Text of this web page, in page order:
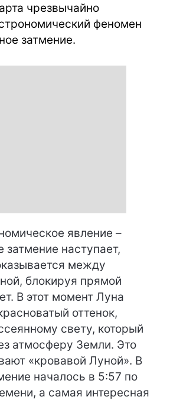
чрезвычайно
феномен
затмение.
явление –
затмение наступает,
между
блокируя прямой
В этот момент Луна
оттенок,
свету, который
атмосферу Земли. Это
«кровавой Луной». В
началось в 5:57 по
а самая интересная